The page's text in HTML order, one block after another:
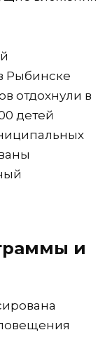
Рыбинске
отдохнули в
детей
и